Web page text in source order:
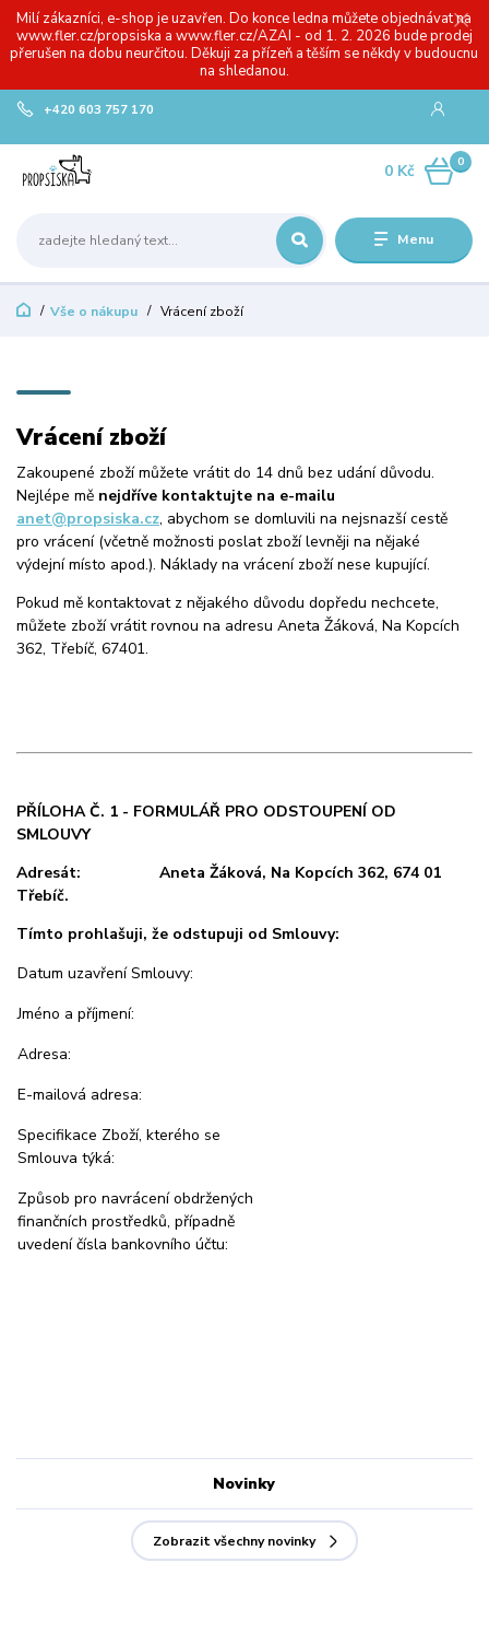
Milí zákazníci, e-shop je uzavřen. Do konce ledna můžete objednávat na
www.fler.cz/propsiska a www.fler.cz/AZAI - od 1. 2. 2026 bude prodej
přerušen na dobu neurčitou. Děkuji za přízeň a těším se někdy v budoucnu
na shledanou.
Menu
+420 603 757 170
0
0 Kč
Vše o nákupu Vrácení zboží
Novinky
Zobrazit všechny novinky
Vrácení zboží
Zakoupené zboží můžete vrátit do 14 dnů bez udání důvodu.
Nejlépe mě nejdříve kontaktujte na e-mailu
anet@propsiska.cz, abychom se domluvili na nejsnazší cestě
pro vrácení (včetně možnosti poslat zboží levněji na nějaké
výdejní místo apod.). Náklady na vrácení zboží nese kupující.
Pokud mě kontaktovat z nějakého důvodu dopředu nechcete,
můžete zboží vrátit rovnou na adresu Aneta Žáková, Na Kopcích
362, Třebíč, 67401.
PŘÍLOHA Č. 1 - FORMULÁŘ PRO ODSTOUPENÍ OD
SMLOUVY
Adresát: Aneta Žáková, Na Kopcích 362, 674 01
Třebíč.
Tímto prohlašuji, že odstupuji od Smlouvy:
Datum uzavření Smlouvy:
Jméno a příjmení:
Adresa:
E-mailová adresa:
Specifikace Zboží, kterého se
Smlouva týká:
Způsob pro navrácení obdržených
finančních prostředků, případně
uvedení čísla bankovního účtu: